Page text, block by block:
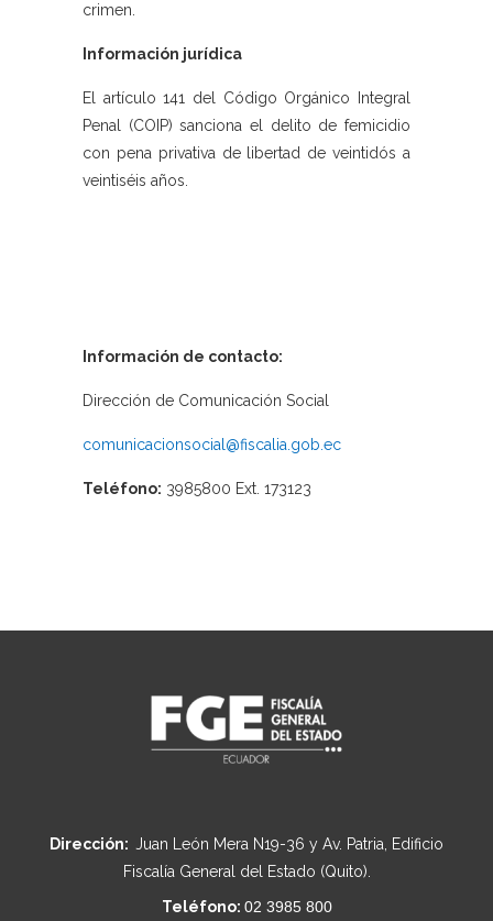
crimen.
Información jurídica
El artículo 141 del Código Orgánico Integral
Penal (COIP) sanciona el delito de femicidio
con pena privativa de libertad de veintidós a
veintiséis años.
Información de contacto:
Dirección de Comunicación Social
comunicacionsocial@fiscalia.gob.ec
Teléfono: 3985800 Ext. 173123
Dirección: Juan León Mera N19-36 y Av. Patria, Edificio
Fiscalía General del Estado (Quito).
Teléfono: 02 3985 800